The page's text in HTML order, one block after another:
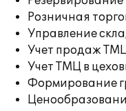
Розничная
Управление
Учет продаж
Учет ТМЦ в
Формирование